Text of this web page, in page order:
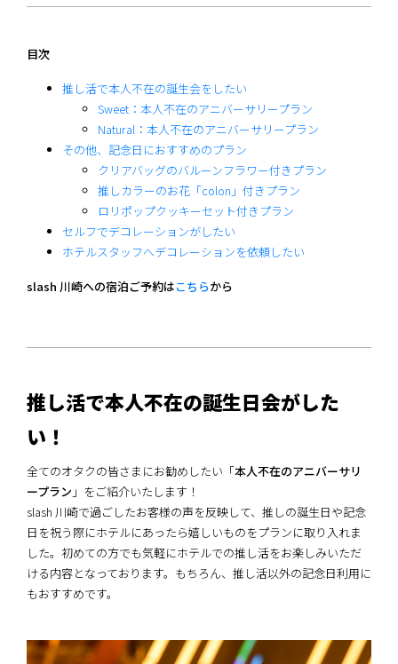
目次
推し活で本人不在の誕生会をしたい
Sweet：本人不在のアニバーサリープラン
Natural：本人不在のアニバーサリープラン
その他、記念日におすすめのプラン
クリアバッグのバルーンフラワー付きプラン
推しカラーのお花「colon」付きプラン
ロリポップクッキーセット付きプラン
セルフでデコレーションがしたい
ホテルスタッフへデコレーションを依頼したい
slash 川崎への宿泊ご予約はこちらから
推し活で本人不在の誕生日会がした
い！
全てのオタクの皆さまにお勧めしたい「本人不在のアニバーサリ
ープラン 」をご紹介いたします！
slash 川崎で過ごしたお客様の声を反映して、推しの誕生日や記念
日を祝う際にホテルにあったら嬉しいものをプランに取り入れま
した。初めての方でも気軽にホテルでの推し活をお楽しみいただ
ける内容となっております。もちろん、推し活以外の記念日利用に
もおすすめです。